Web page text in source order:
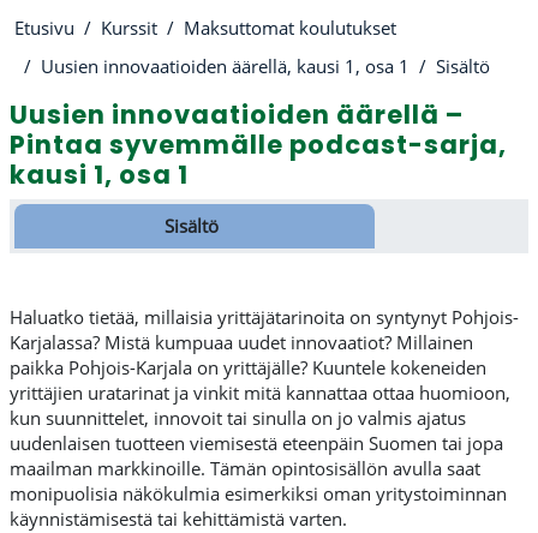
Etusivu Kurssit
Maksuttomat koulutukset
Uusien innovaatioiden äärellä, kausi 1, osa 1
Sisältö
Uusien innovaatioiden äärellä –
Pintaa syvemmälle podcast-sarja,
kausi 1, osa 1
Osion ääriviiva
Sisältö
Haluatko tietää, millaisia yrittäjätarinoita on syntynyt Pohjois-
Karjalassa? Mistä kumpuaa uudet innovaatiot? Millainen
paikka Pohjois-Karjala on yrittäjälle? Kuuntele kokeneiden
yrittäjien uratarinat ja vinkit mitä kannattaa ottaa huomioon,
kun suunnittelet, innovoit tai sinulla on jo valmis ajatus
uudenlaisen tuotteen viemisestä eteenpäin Suomen tai jopa
maailman markkinoille. Tämän opintosisällön avulla saat
monipuolisia näkökulmia esimerkiksi oman yritystoiminnan
käynnistämisestä tai kehittämistä varten.